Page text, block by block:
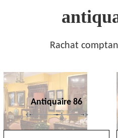
Rachat
Antiquaire 86